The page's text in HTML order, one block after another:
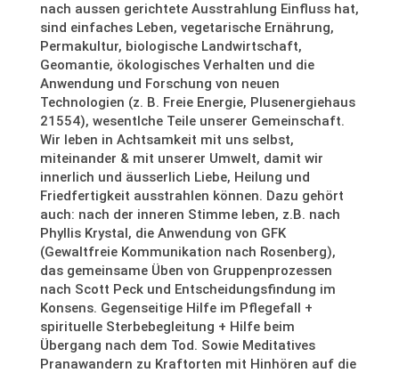
nach aussen gerichtete Ausstrahlung Einfluss hat,
sind einfaches Leben, vegetarische Ernährung,
Permakultur, biologische Landwirtschaft,
Geomantie, ökologisches Verhalten und die
Anwendung und Forschung von neuen
Technologien (z. B. Freie Energie, Plusenergiehaus
21554), wesentlche Teile unserer Gemeinschaft.
Wir leben in Achtsamkeit mit uns selbst,
miteinander & mit unserer Umwelt, damit wir
innerlich und äusserlich Liebe, Heilung und
Friedfertigkeit ausstrahlen können. Dazu gehört
auch: nach der inneren Stimme leben, z.B. nach
Phyllis Krystal, die Anwendung von GFK
(Gewaltfreie Kommunikation nach Rosenberg),
das gemeinsame Üben von Gruppenprozessen
nach Scott Peck und Entscheidungsfindung im
Konsens. Gegenseitige Hilfe im Pflegefall +
spirituelle Sterbebegleitung + Hilfe beim
Übergang nach dem Tod. Sowie Meditatives
Pranawandern zu Kraftorten mit Hinhören auf die